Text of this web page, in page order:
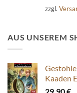
zzgl.
AUS UNSEREM
Kaaden